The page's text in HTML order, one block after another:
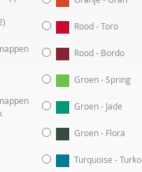
Rood - Toro
Rood - Bordo
Groen - Spring
Groen - Jade
Groen - Flora
Turquoise - Turko